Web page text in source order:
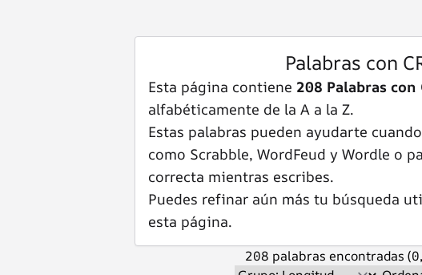
Palabras con
Esta página contiene 208 Palabras con
alfabéticamente de la A a la Z.
Estas palabras pueden ayudarte
como Scrabble, WordFeud y Wordle o
correcta mientras escribes.
Puedes refinar aún más tu búsqueda
esta página.
208 palabras encontradas